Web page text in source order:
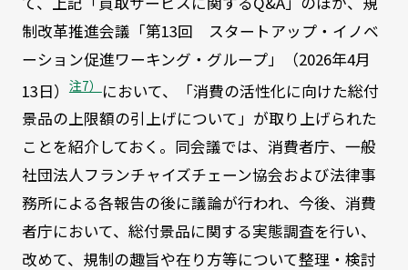
制改革推進会議「第13回 スタートアップ・イノベ
ーション促進ワーキング・グループ」（2026年4月
13日）注7） において、「消費の活性化に向けた総付
景品の上限額の引上げについて」が取り上げられた
ことを紹介しておく。同会議では、消費者庁、一般
社団法人フランチャイズチェーン協会および法律事
務所による各報告の後に議論が行われ、今後、消費
者庁において、総付景品に関する実態調査を行い、
改めて、規制の趣旨や在り方等について整理・検討